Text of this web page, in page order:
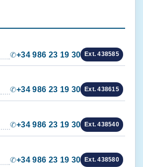
✆+34 986 23 19 30 Ext. 438585
✆+34 986 23 19 30 Ext. 438615
✆+34 986 23 19 30 Ext. 438540
✆+34 986 23 19 30 Ext. 438580